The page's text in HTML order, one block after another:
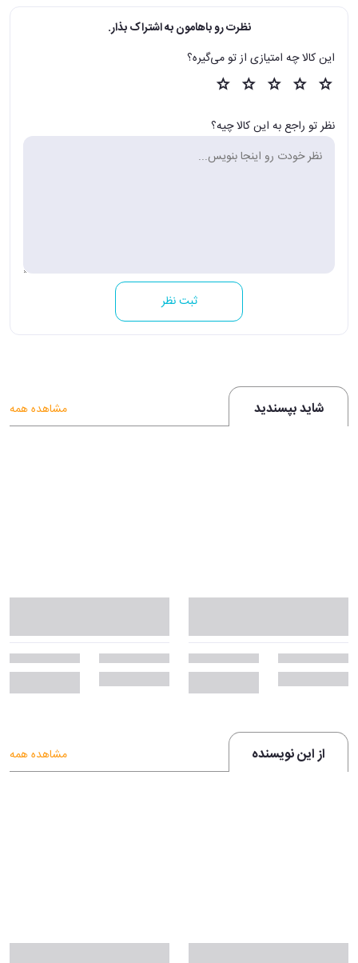
نظرت رو باهامون به اشتراک بذار.
این کالا چه امتیازی از تو می‌گیره؟
نظر تو راجع به این کالا چیه؟
ثبت نظر
شاید بپسندید مشاهده همه
از این نویسنده مشاهده همه